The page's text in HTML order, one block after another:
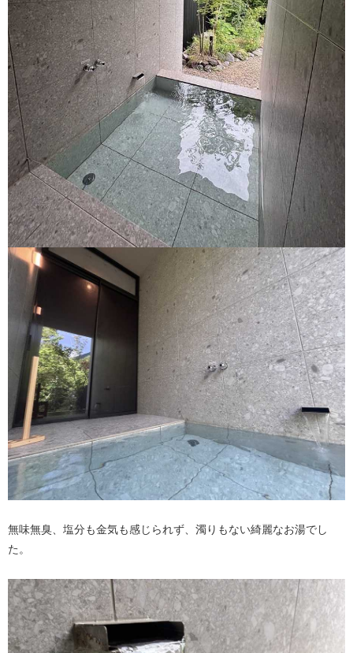
無味無臭、塩分も金気も感じられず、濁りもない綺麗なお湯でし
た。